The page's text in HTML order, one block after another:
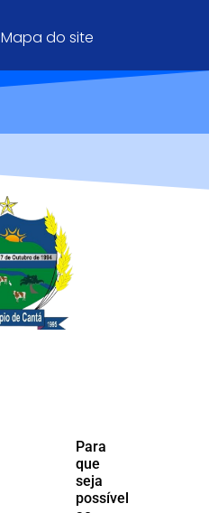
Mapa do site
Para
que
seja
possível